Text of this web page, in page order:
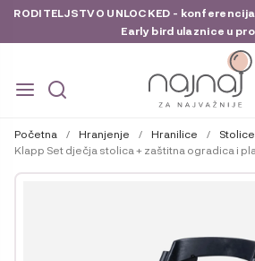
RODITELJSTVO UNLOCKED -
Early bird ulaznice u
na
navigaciju
do
sadržaja
Početna / Hranjenje / Hranilice /
Klapp Set dječja stolica + zaštitna ogradica i